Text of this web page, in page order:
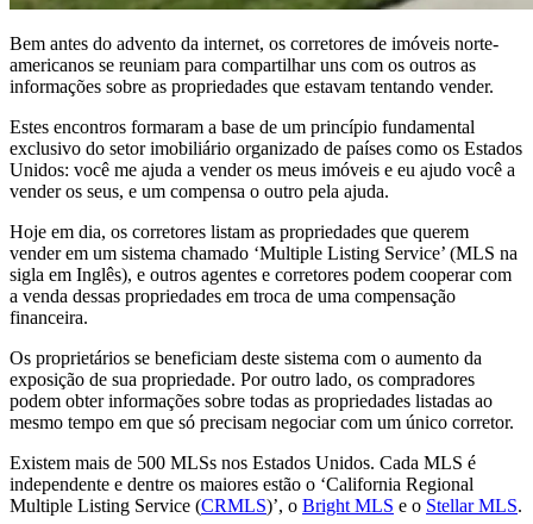
Bem antes do advento da internet, os corretores de imóveis norte-
americanos se reuniam para compartilhar uns com os outros as
informações sobre as propriedades que estavam tentando vender.
Estes encontros formaram a base de um princípio fundamental
exclusivo do setor imobiliário organizado de países como os Estados
Unidos: você me ajuda a vender os meus imóveis e eu ajudo você a
vender os seus, e um compensa o outro pela ajuda.
Hoje em dia, os corretores listam as propriedades que querem
vender em um sistema chamado ‘Multiple Listing Service’ (MLS na
sigla em Inglês), e outros agentes e corretores podem cooperar com
a venda dessas propriedades em troca de uma compensação
financeira.
Os proprietários se beneficiam deste sistema com o aumento da
exposição de sua propriedade. Por outro lado, os compradores
podem obter informações sobre todas as propriedades listadas ao
mesmo tempo em que só precisam negociar com um único corretor.
Existem mais de 500 MLSs nos Estados Unidos. Cada MLS é
independente e dentre os maiores estão o ‘California Regional
Multiple Listing Service (CRMLS)’, o Bright MLS e o Stellar MLS.